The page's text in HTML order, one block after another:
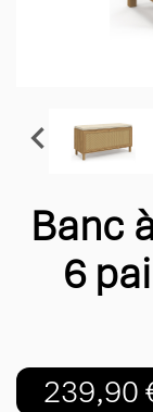

Banc
6
239,90